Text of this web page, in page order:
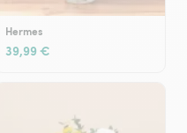
Hermes
39,99 €